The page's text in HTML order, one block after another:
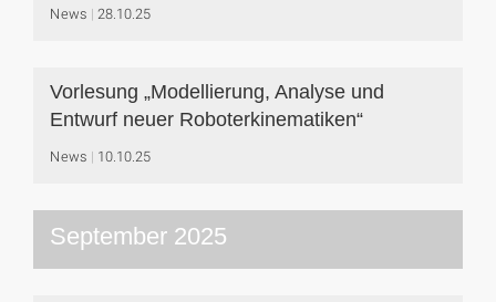
News 28.10.25
Vorlesung „Modellierung, Analyse und
Entwurf neuer Roboterkinematiken“
News 10.10.25
September 2025